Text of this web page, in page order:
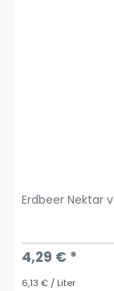
Erdbeer Nektar
4,29 € *
6,13 € / Liter